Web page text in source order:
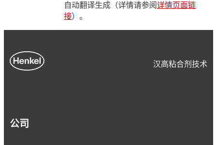
自动翻译生成（详情请参阅详情页面链
接）。
汉高粘合剂技术
公司